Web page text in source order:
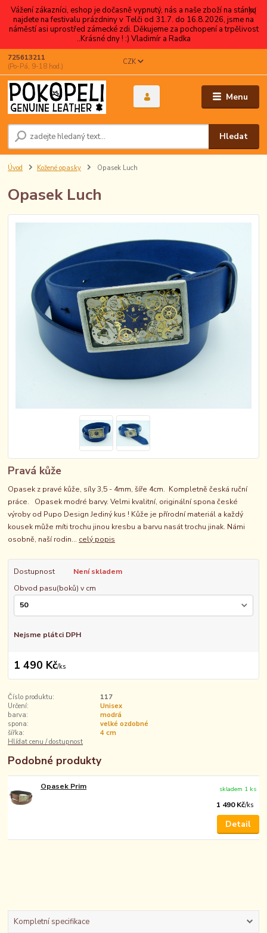
Vážení zákazníci, eshop je dočasně vypnutý, nás a naše zboží na stánku
najdete na festivalu prázdniny v Telči od 31.7. do 16.8.2026, jsme na
náměstí asi uprostřed zámecké zdi. Děkujeme za pochopení a trpělivost
..Krásné dny ! :) Vladimír a Radka
Menu
CZK
Hledat
725613211
(Po-Pá, 9-18 hod.)
Úvod Kožené opasky Opasek Luch
Opasek Luch
Pravá kůže
Opasek z pravé kůže, síly 3,5 - 4mm, šíře 4cm. Kompletně česká ruční
práce. Opasek modré barvy. Velmi kvalitní, originální spona české
výroby od Pupo Design Jediný kus ! Kůže je přírodní materiál a každý
kousek může míti trochu jinou kresbu a barvu nasát trochu jinak. Námi
osobně, naší rodin... celý popis
Dostupnost
Není skladem
Obvod pasu(boků) v cm
Nejsme plátci DPH
1 490 Kč/ks
Číslo produktu:
117
Určení:
Unisex
barva:
modrá
spona:
velké ozdobné
šířka:
4 cm
Hlídat cenu / dostupnost
Podobné produkty
Opasek Prim
1 490 Kč/ks
skladem 1 ks
Detail
Kompletní specifikace